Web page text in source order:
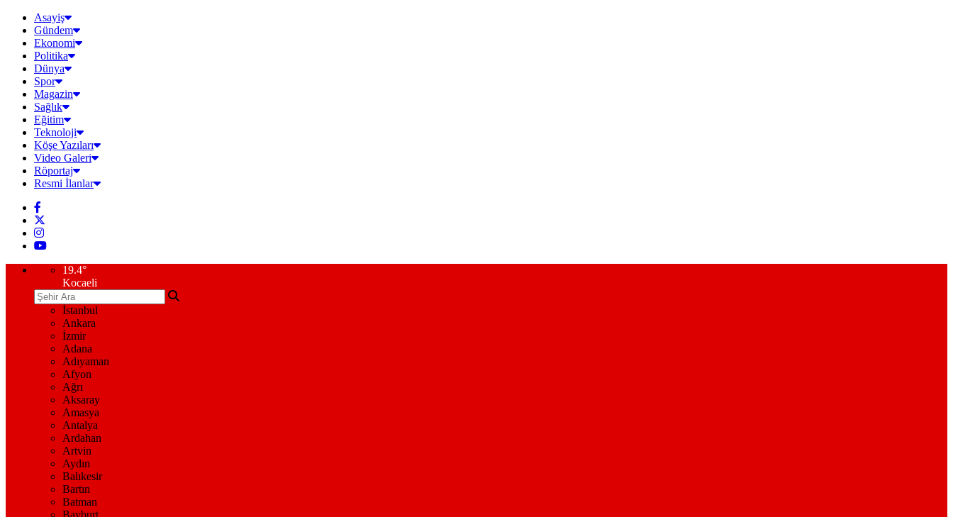
Asayiş
Gündem
Ekonomi
Politika
Dünya
Spor
Magazin
Sağlık
Eğitim
Teknoloji
Köşe Yazıları
Video Galeri
Röportaj
Resmi İlanlar
19.4°
Kocaeli
İstanbul
Ankara
İzmir
Adana
Adıyaman
Afyon
Ağrı
Aksaray
Amasya
Antalya
Ardahan
Artvin
Aydın
Balıkesir
Bartın
Batman
Bayburt